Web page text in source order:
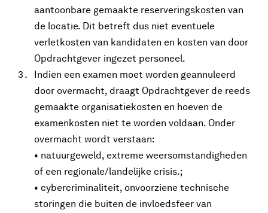
aantoonbare gemaakte reserveringskosten van
de locatie. Dit betreft dus niet eventuele
verletkosten van kandidaten en kosten van door
Opdrachtgever ingezet personeel.
Indien een examen moet worden geannuleerd
door overmacht, draagt Opdrachtgever de reeds
gemaakte organisatiekosten en hoeven de
examenkosten niet te worden voldaan. Onder
overmacht wordt verstaan:
• natuurgeweld, extreme weersomstandigheden
of een regionale/landelijke crisis.;
• cybercriminaliteit, onvoorziene technische
storingen die buiten de invloedsfeer van